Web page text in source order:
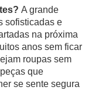
A grande
sofisticadas e
na próxima
anos sem ficar
roupas sem
que
se sente segura